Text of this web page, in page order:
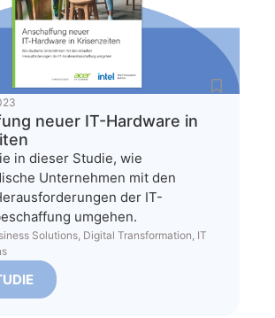
neuer IT-Hardware in
in dieser Studie, wie
Unternehmen mit den
der IT-
umgehen.
Solutions, Digital Transformation, IT